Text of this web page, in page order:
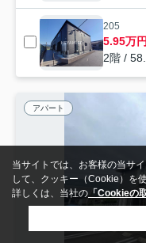
205
5.95万円
2階 /
アパート
当サイトでは、お客様の当サ
して、クッキー（Cookie）を
詳しくは、当社の 「Cookieの